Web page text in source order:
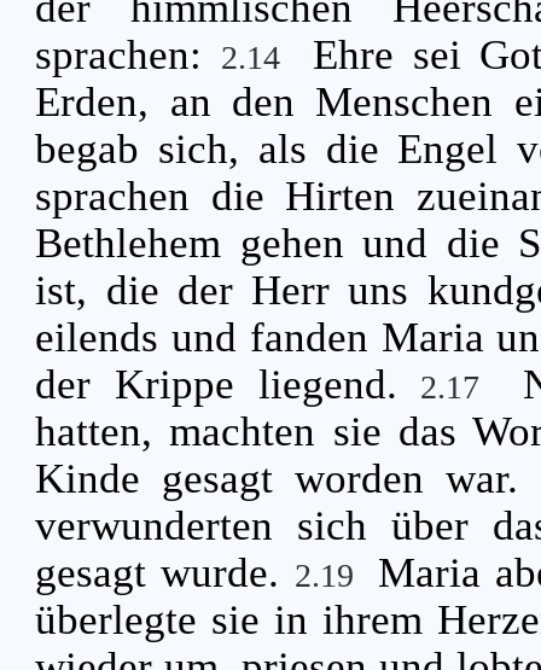
sprachen:
2.14
Ehre sei
Erden, an den Menschen
begab sich, als die Engel
sprachen die Hirten
Bethlehem gehen und die
ist, die der Herr uns
eilends und fanden Maria
der Krippe liegend.
2.17
hatten, machten sie das
Kinde gesagt worden war.
verwunderten sich über
gesagt wurde. 2.19
Maria
überlegte sie in ihrem